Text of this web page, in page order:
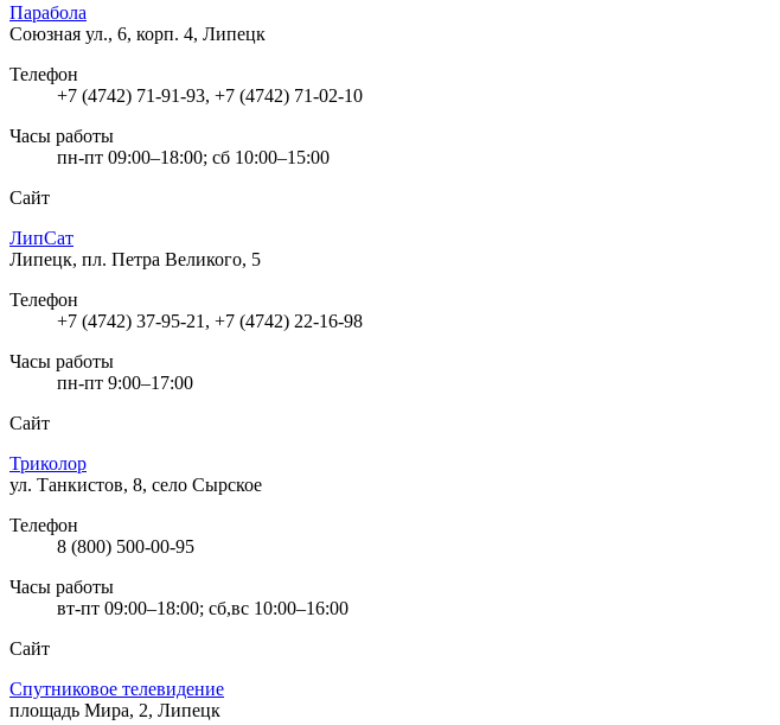
Парабола
Союзная ул., 6, корп. 4, Липецк
Телефон
+7 (4742) 71-91-93, +7 (4742) 71-02-10
Часы работы
пн-пт 09:00–18:00; сб 10:00–15:00
Сайт
ЛипСат
Липецк, пл. Петра Великого, 5
Телефон
+7 (4742) 37-95-21, +7 (4742) 22-16-98
Часы работы
пн-пт 9:00–17:00
Сайт
Триколор
ул. Танкистов, 8, село Сырское
Телефон
8 (800) 500-00-95
Часы работы
вт-пт 09:00–18:00; сб,вс 10:00–16:00
Сайт
Спутниковое телевидение
площадь Мира, 2, Липецк